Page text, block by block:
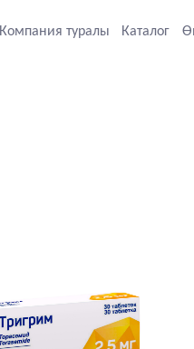
Компания туралы Каталог